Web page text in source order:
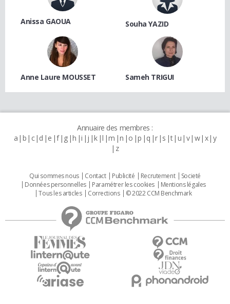
Anissa GAOUA Souha YAZID
Anne Laure MOUSSET Sameh TRIGUI
Annuaire des membres :
a b c d e f g h i j k l m n o p q r s t u v w x y
z
Qui sommes nous Contact Publicité Recrutement
Societé
Données personnelles
Paramétrer les cookies
Mentions légales
Tous les articles
Corrections © 2022 CCM Benchmark